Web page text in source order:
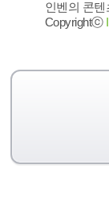
인벤의 콘
Copyrightⓒ